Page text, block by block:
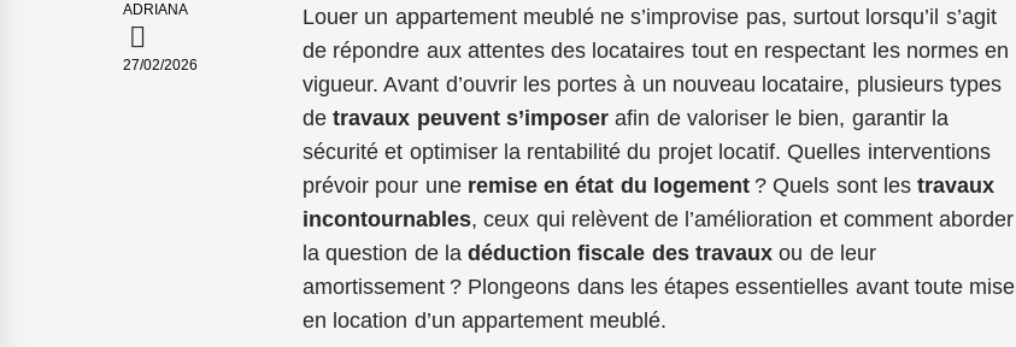
ADRIANA
27/02/2026
Louer un appartement meublé ne s’improvise pas, surtout lorsqu’il s’agit
de répondre aux attentes des locataires tout en respectant les normes en
vigueur. Avant d’ouvrir les portes à un nouveau locataire, plusieurs types
detravaux peuvent s’imposerafin de valoriser le bien, garantir la
sécurité et optimiser la rentabilité du projet locatif. Quelles interventions
prévoir pour une remise en état du logement ? Quels sont lestravaux
incontournables, ceux qui relèvent de l’amélioration et comment aborder
la question de ladéduction fiscale des travaux ou de leur
amortissement ? Plongeons dans les étapes essentielles avant toute mise
en location d’un appartement meublé.